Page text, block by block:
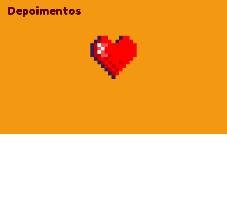
A partir de 51 unidades:
A partir de 301 unidades:18% OFF em cada item.
Acima de 501 unidades:29% OFF em cada item.
Depoimentos